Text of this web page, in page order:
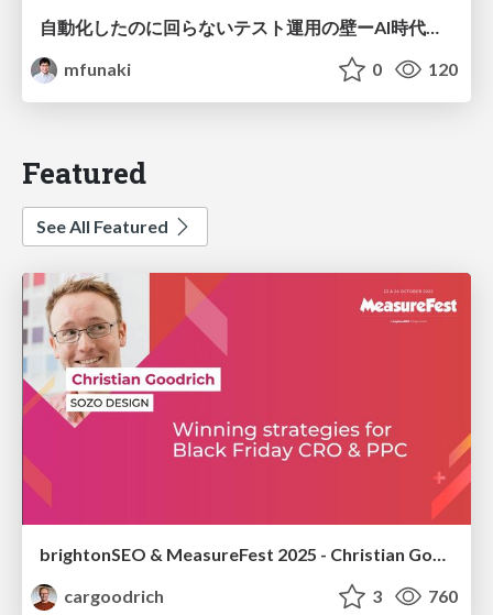
自動化したのに回らないテスト運用の壁ーAI時代の品質責任と生産性
mfunaki
0 120
Featured
See All Featured
brightonSEO & MeasureFest 2025 - Christian Goodrich - Winning strategies for Black Friday CRO & PPC
cargoodrich
3 760